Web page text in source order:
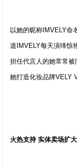
以她的昵称IMVELY命
道IMVELY每天演绎惊
担任代言人的她常常
她打造化妆品牌VELY
火热支持 实体卖场扩大